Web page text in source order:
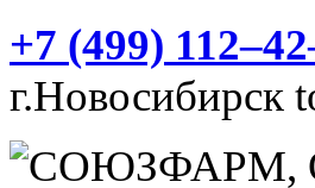
+7 (499)
г.Новосибирск